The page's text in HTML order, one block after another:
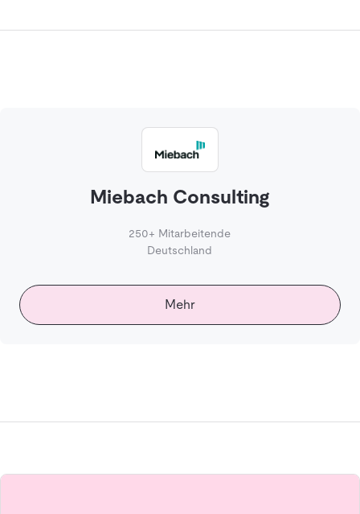
Miebach Consulting
250+ Mitarbeitende
Deutschland
Mehr